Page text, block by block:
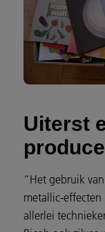
Uiterst
“Het gebruik
metallic-effecten
allerlei